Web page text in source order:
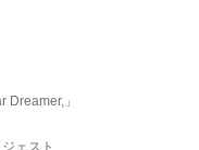
」
ェスト